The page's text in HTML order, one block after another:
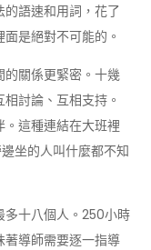
語速和用詞，花了
是絕對不可能的。
關係更緊密。十幾
討論、互相支持。
這種連結在大班裡
坐的人叫什麼都不知
多十八個人。250小時
導師需要逐一指導